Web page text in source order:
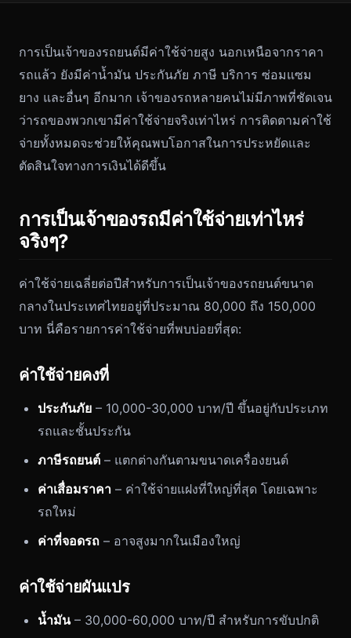
การเป็นเจ้าของรถยนต์มีค่าใช้จ่ายสูง นอกเหนือจากราคา
รถแล้ว ยังมีค่าน้ำมัน ประกันภัย ภาษี บริการ ซ่อมแซม
ยาง และอื่นๆ อีกมาก เจ้าของรถหลายคนไม่มีภาพที่ชัดเจน
ว่ารถของพวกเขามีค่าใช้จ่ายจริงเท่าไหร่ การติดตามค่าใช้
จ่ายทั้งหมดจะช่วยให้คุณพบโอกาสในการประหยัดและ
ตัดสินใจทางการเงินได้ดีขึ้น
การเป็นเจ้าของรถมีค่าใช้จ่ายเท่าไหร่
จริงๆ?
ค่าใช้จ่ายเฉลี่ยต่อปีสำหรับการเป็นเจ้าของรถยนต์ขนาด
กลางในประเทศไทยอยู่ที่ประมาณ 80,000 ถึง 150,000
บาท นี่คือรายการค่าใช้จ่ายที่พบบ่อยที่สุด:
ค่าใช้จ่ายคงที่
ประกันภัย – 10,000-30,000 บาท/ปี ขึ้นอยู่กับประเภท
รถและชั้นประกัน
ภาษีรถยนต์ – แตกต่างกันตามขนาดเครื่องยนต์
ค่าเสื่อมราคา – ค่าใช้จ่ายแฝงที่ใหญ่ที่สุด โดยเฉพาะ
รถใหม่
ค่าที่จอดรถ – อาจสูงมากในเมืองใหญ่
ค่าใช้จ่ายผันแปร
น้ำมัน– 30,000-60,000 บาท/ปี สำหรับการขับปกติ